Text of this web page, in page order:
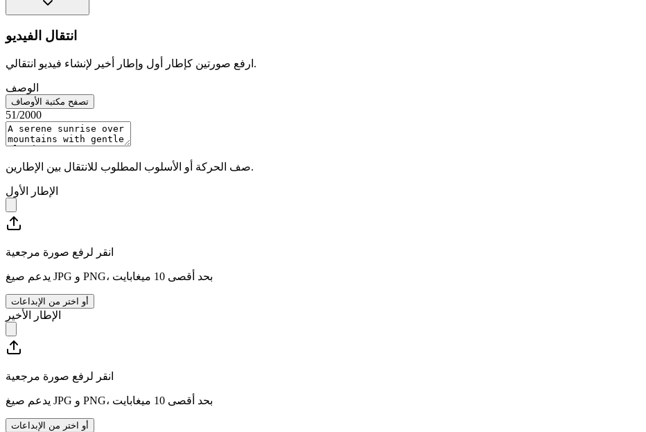
انتقال الفيديو
ارفع صورتين كإطار أول وإطار أخير لإنشاء فيديو انتقالي.
الوصف
تصفح مكتبة الأوصاف
51/2000
صف الحركة أو الأسلوب المطلوب للانتقال بين الإطارين.
الإطار الأول
انقر لرفع صورة مرجعية
يدعم صيغ JPG و PNG، بحد أقصى 10 ميغابايت
أو اختر من الإبداعات
الإطار الأخير
انقر لرفع صورة مرجعية
يدعم صيغ JPG و PNG، بحد أقصى 10 ميغابايت
أو اختر من الإبداعات